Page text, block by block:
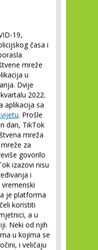
19,
časa i
mreže
u
Dvije
2022.
aplikacija sa
. Prošle
dan, TikTok
mreža
za
govorilo
izazovi nisu
i
je platforma
koristiti
a u
Neki od njih
u kojima se
i veličaju